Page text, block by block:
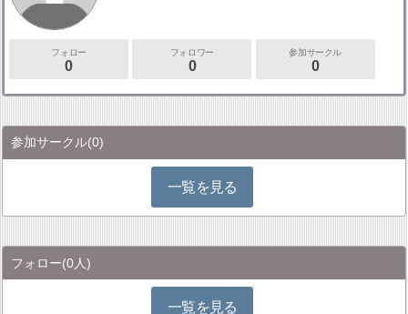
フォロー
0
フォロワー
0
参加サークル
0
参加サークル(0)
一覧を見る
フォロー(0人)
一覧を見る